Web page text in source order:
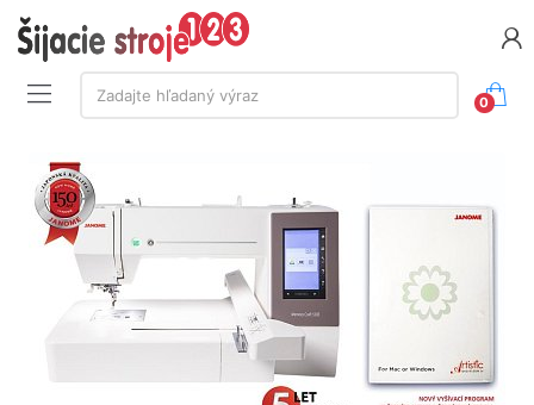
Vyhľadávanie:
Zadajte hľadaný výraz
0